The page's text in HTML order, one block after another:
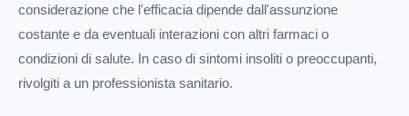
considerazione che l'efficacia dipende dall'assunzione
costante e da eventuali interazioni con altri farmaci o
condizioni di salute. In caso di sintomi insoliti o preoccupanti,
rivolgiti a un professionista sanitario.